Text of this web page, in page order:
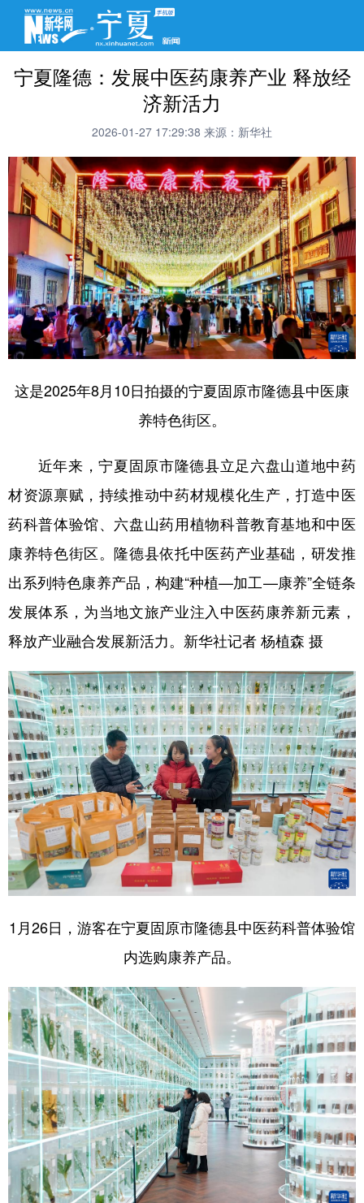
宁夏隆德：发展中医药康养产业 释放经
济新活力
2026-01-27 17:29:38 来源：新华社
这是2025年8月10日拍摄的宁夏固原市隆德县中医康
养特色街区。
近年来，宁夏固原市隆德县立足六盘山道地中药
材资源禀赋，持续推动中药材规模化生产，打造中医
药科普体验馆、六盘山药用植物科普教育基地和中医
康养特色街区。隆德县依托中医药产业基础，研发推
出系列特色康养产品，构建“种植—加工—康养”全链条
发展体系，为当地文旅产业注入中医药康养新元素，
释放产业融合发展新活力。新华社记者 杨植森 摄
1月26日，游客在宁夏固原市隆德县中医药科普体验馆
内选购康养产品。